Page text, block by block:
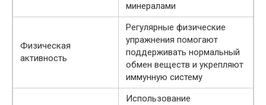
минералами
Физическая
активность
Регулярные физические
упражнения помогают
поддерживать нормальный
обмен веществ и укрепляют
иммунную систему
Использование